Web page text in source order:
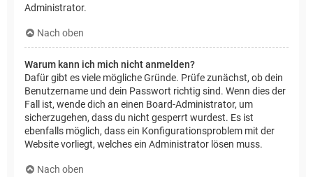
Administrator.
Nach oben
Warum kann ich mich nicht anmelden?
Dafür gibt es viele mögliche Gründe. Prüfe zunächst, ob dein
Benutzername und dein Passwort richtig sind. Wenn dies der
Fall ist, wende dich an einen Board-Administrator, um
sicherzugehen, dass du nicht gesperrt wurdest. Es ist
ebenfalls möglich, dass ein Konfigurationsproblem mit der
Website vorliegt, welches ein Administrator lösen muss.
Nach oben